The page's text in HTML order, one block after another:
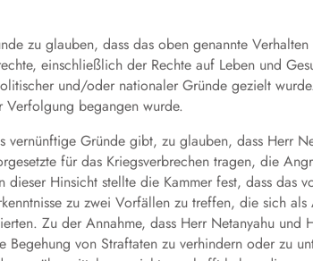
zu glauben, dass das oben genannte
einschließlich der Rechte auf Leben und
und/oder nationaler Gründe gezielt
begangen wurde.
vernünftige Gründe gibt, zu glauben, dass Herr
für das Kriegsverbrechen tragen, die
Hinsicht stellte die Kammer fest, dass das
zu zwei Vorfällen zu treffen, die sich
Zu der Annahme, dass Herr Netanyahu und
von Straftaten zu verhindern oder zu